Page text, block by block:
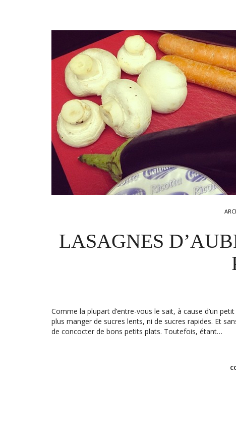
LASAGNES
Comme la plupart d’entre-vous le sait, à cause d’un
plus manger de sucres lents, ni de sucres rapides. Et
de concocter de bons petits plats. Toutefois, étant…